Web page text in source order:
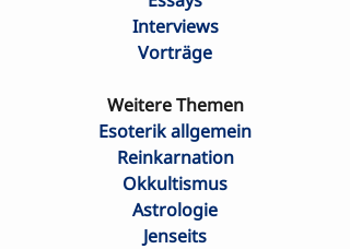
Interviews
Vorträge
Weitere Themen
Esoterik allgemein
Reinkarnation
Okkultismus
Astrologie
Jenseits